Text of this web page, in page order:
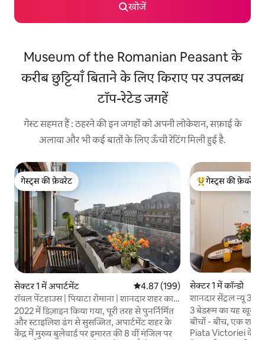
खोजें
Museum of the Romanian Peasant के
करीब छुट्टियाँ बिताने के लिए किराए पर उपलब्ध
टॉप-रेटेड जगहें
गेस्ट सहमत हैं : ठहरने की इन जगहों को अपनी लोकेशन, सफ़ाई के
अलावा और भी कई बातों के लिए ऊँची रेटिंग मिली हुई है.
गेस्ट्स की फ़ेवरेट
गेस्ट्स की फ़ेवरेट
सेक्टर 1 में अपार्टमेंट औसत रेटिंग 5 में से 4.87, 199 समीक्षाएँ
4.87 (199)
रॉयल पेंटहाउस | पियाटा रोमाना | शानदार शहर का
नज़ारा
2022 में डिज़ाइन किया गया, पूरी तरह से पुनर्निर्मित
और स्टाइलिश ढंग से सुसज्जित, अपार्टमेंट शहर के
केंद्र में मुख्य बुलेवार्ड पर इमारत की 8 वीं मंजिल पर
गेस्ट्स का टॉप फ़ेवरेट
गेस्ट्स की फ़ेवरेट
सेक्टर 1 में कॉन्डो
शानदार सेंट्रल न्यू
3 बेडरूम का यह
बीचों - बीच, एक
Piata Victoriei के